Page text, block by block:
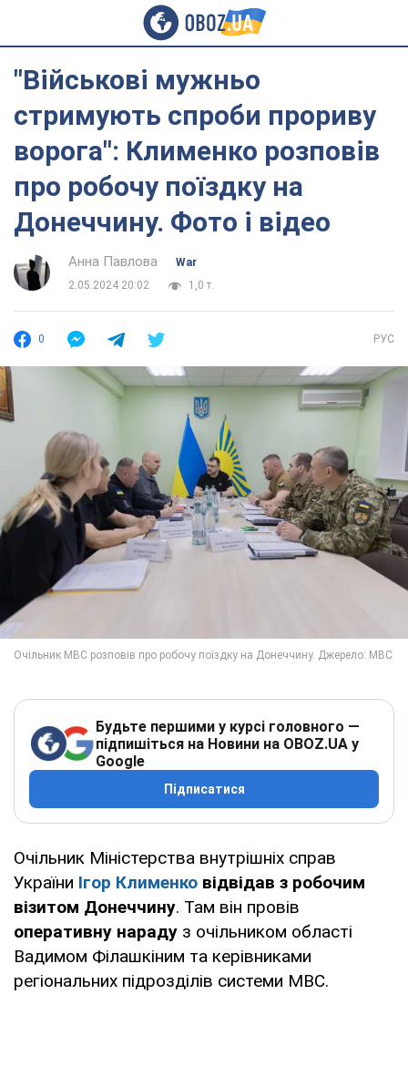
"Військові мужньо
стримують спроби прориву
ворога": Клименко розповів
про робочу поїздку на
Донеччину. Фото і відео
Анна Павлова
War
2.05.2024 20:02
1,0 т.
0 РУС
Будьте першими у курсі головного —
підпишіться на Новини на OBOZ.UA у
Google
Підписатися
Очільник Міністерства внутрішніх справ
України Ігор Клименко відвідав з робочим
візитом Донеччину. Там він провів
оперативну нараду з очільником області
Вадимом Філашкіним та керівниками
регіональних підрозділів системи МВС.